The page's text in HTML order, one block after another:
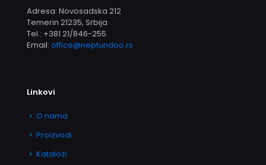
Adresa: Novosadska 212
Temerin 21235, Srbija
Tel.: +381 21/846-255
Email: office@neptundoo.rs
Linkovi
O nama
Proizvodi
Katalozi